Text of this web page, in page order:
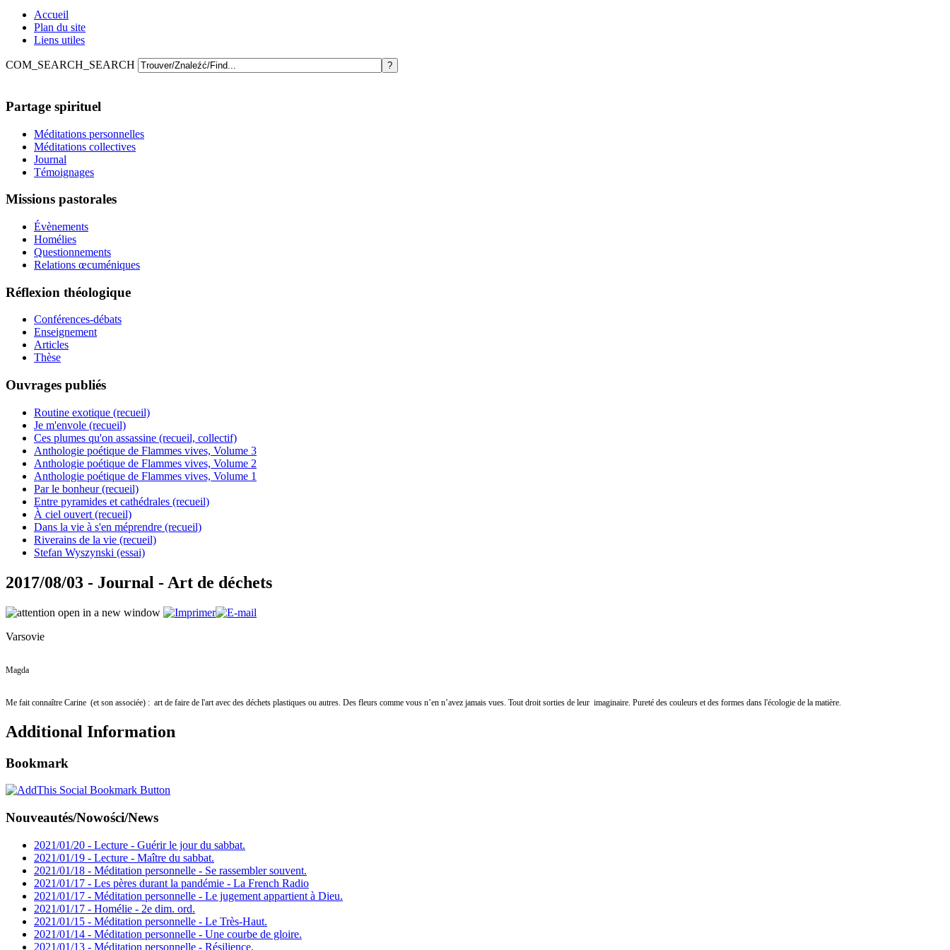
Accueil
Plan du site
Liens utiles
COM_SEARCH_SEARCH
Partage spirituel
Méditations personnelles
Méditations collectives
Journal
Témoignages
Missions pastorales
Évènements
Homélies
Questionnements
Relations œcuméniques
Réflexion théologique
Conférences-débats
Enseignement
Articles
Thèse
Ouvrages publiés
Routine exotique (recueil)
Je m'envole (recueil)
Ces plumes qu'on assassine (recueil, collectif)
Anthologie poétique de Flammes vives, Volume 3
Anthologie poétique de Flammes vives, Volume 2
Anthologie poétique de Flammes vives, Volume 1
Par le bonheur (recueil)
Entre pyramides et cathédrales (recueil)
À ciel ouvert (recueil)
Dans la vie à s'en méprendre (recueil)
Riverains de la vie (recueil)
Stefan Wyszynski (essai)
2017/08/03 - Journal - Art de déchets
Varsovie
Magda
Me fait connaître Carine (et son associée) : art de faire de l'art avec des déchets plastiques ou autres. Des fleurs comme vous n’en n’avez jamais vues. Tout droit sorties de leur imaginaire. Pureté des couleurs et des formes dans l'écologie de la matière.
Additional Information
Bookmark
Nouveautés/Nowości/News
2021/01/20 - Lecture - Guérir le jour du sabbat.
2021/01/19 - Lecture - Maître du sabbat.
2021/01/18 - Méditation personnelle - Se rassembler souvent.
2021/01/17 - Les pères durant la pandémie - La French Radio
2021/01/17 - Méditation personnelle - Le jugement appartient à Dieu.
2021/01/17 - Homélie - 2e dim. ord.
2021/01/15 - Méditation personnelle - Le Très-Haut.
2021/01/14 - Méditation personnelle - Une courbe de gloire.
2021/01/13 - Méditation personnelle - Résilience.